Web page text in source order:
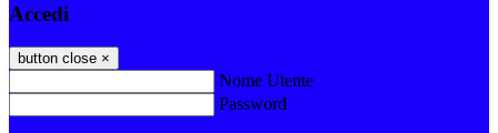
Accedi
button close ×
Nome Utente
Password